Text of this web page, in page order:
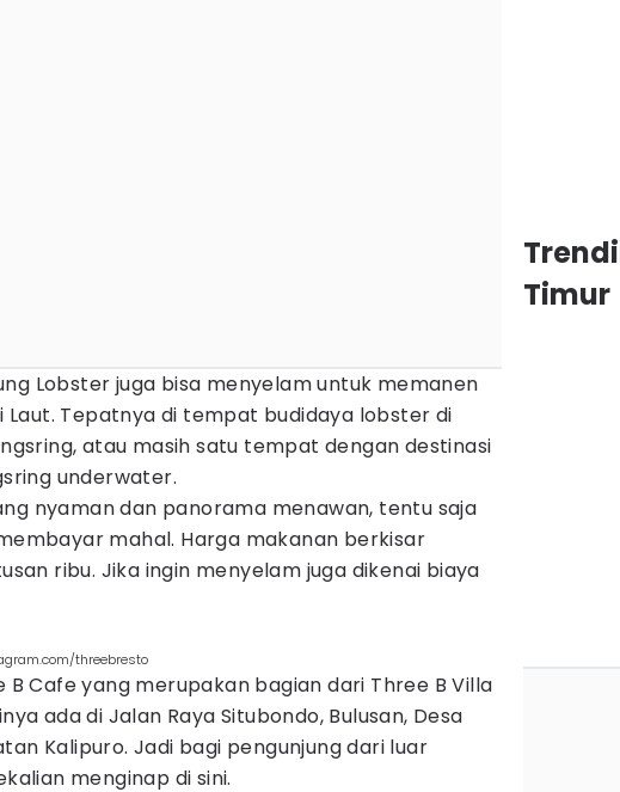
Lobster juga bisa menyelam untuk memanen
Laut. Tepatnya di tempat budidaya lobster di
atau masih satu tempat dengan destinasi
underwater.
nyaman dan panorama menawan, tentu saja
mahal. Harga makanan berkisar
ribu. Jika ingin menyelam juga dikenai biaya
threebresto
B Cafe yang merupakan bagian dari Three B Villa
ada di Jalan Raya Situbondo, Bulusan, Desa
Kalipuro. Jadi bagi pengunjung dari luar
menginap di sini.
Timur